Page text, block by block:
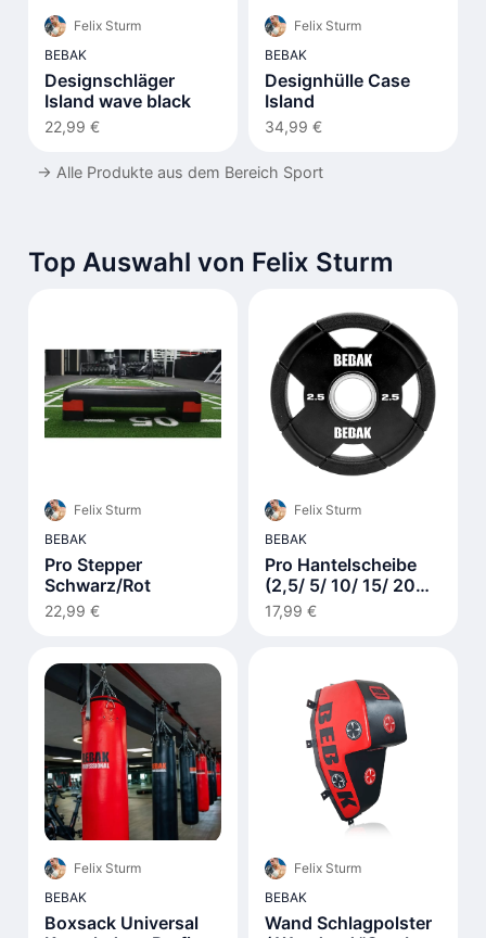
Felix Sturm
BEBAK
Designschläger
Island wave black
22,99 €
Felix Sturm
BEBAK
Designhülle Case
Island
34,99 €
→ Alle Produkte aus dem Bereich Sport
Top Auswahl von Felix Sturm
Felix Sturm
BEBAK
Pro Stepper
Schwarz/Rot
22,99 €
Felix Sturm
BEBAK
Pro Hantelscheibe
(2,5/ 5/ 10/ 15/ 20
kg)
17,99 €
Felix Sturm
BEBAK
Boxsack Universal
Felix Sturm
BEBAK
Wand Schlagpolster